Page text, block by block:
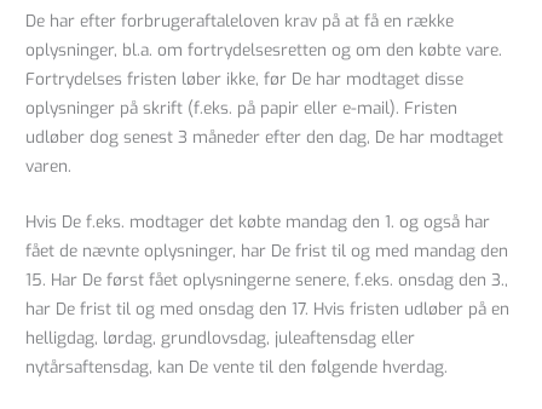
De har efter forbrugeraftaleloven krav på at få en række
oplysninger, bl.a. om fortrydelsesretten og om den købte vare.
Fortrydelses fristen løber ikke, før De har modtaget disse
oplysninger på skrift (f.eks. på papir eller e-mail). Fristen
udløber dog senest 3 måneder efter den dag, De har modtaget
varen.
Hvis De f.eks. modtager det købte mandag den 1. og også har
fået de nævnte oplysninger, har De frist til og med mandag den
15. Har De først fået oplysningerne senere, f.eks. onsdag den 3.,
har De frist til og med onsdag den 17. Hvis fristen udløber på en
helligdag, lørdag, grundlovsdag, juleaftensdag eller
nytårsaftensdag, kan De vente til den følgende hverdag.